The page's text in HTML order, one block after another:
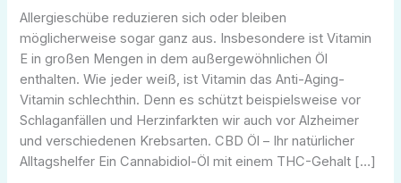
Allergieschübe reduzieren sich oder bleiben
möglicherweise sogar ganz aus. Insbesondere ist Vitamin
E in großen Mengen in dem außergewöhnlichen Öl
enthalten. Wie jeder weiß, ist Vitamin das Anti-Aging-
Vitamin schlechthin. Denn es schützt beispielsweise vor
Schlaganfällen und Herzinfarkten wir auch vor Alzheimer
und verschiedenen Krebsarten. CBD Öl – Ihr natürlicher
Alltagshelfer Ein Cannabidiol-Öl mit einem THC-Gehalt […]
wirklich?
Alle
Infos
Cannabidiol